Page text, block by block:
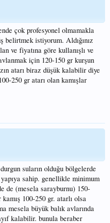
çok profesyonel olmamakla
belirtmek istiyorum. Aldığınız
ve fiyatına göre kullanışlı ve
için 120-150 gr kurşun
atarı biraz düşük kalabilir diye
250 gr atarı olan kamışlar
suların olduğu bölgelerde
yapıya sahip. genellikle minimum
de (mesela sarayburnu) 150-
100-250 gr. atarlı olsa
mesela büyük balık avlarında
kalabilir. bunula beraber